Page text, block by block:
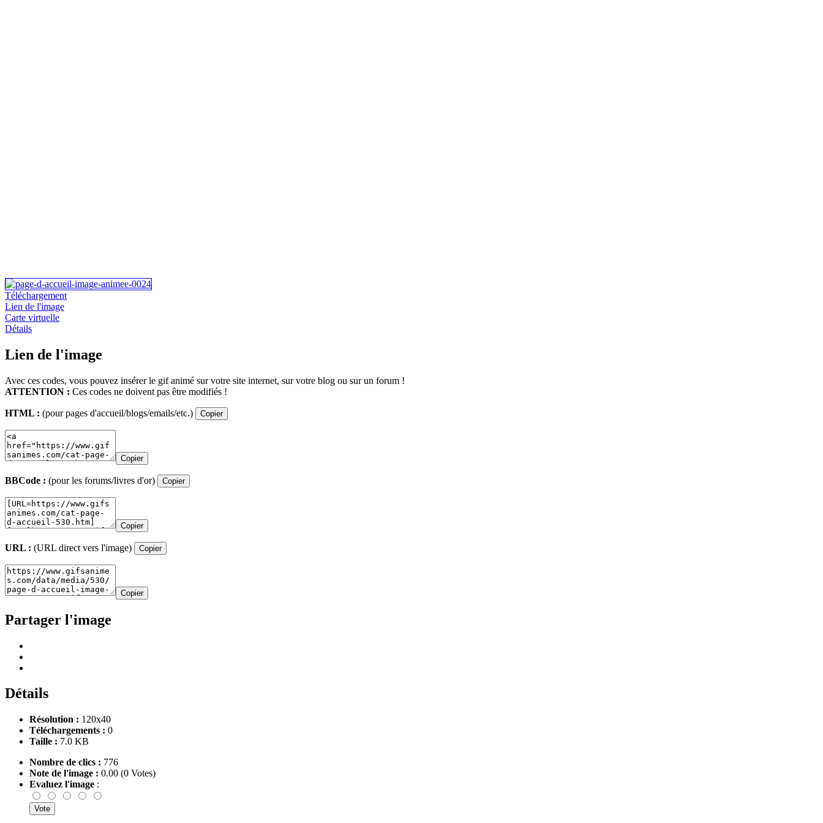
Téléchargement
Lien de l'image
Carte virtuelle
Détails
Lien de l'image
Avec ces codes, vous pouvez insérer le gif animé sur votre site internet, sur votre blog ou sur un forum !
ATTENTION : Ces codes ne doivent pas être modifiés !
HTML : (pour pages d'accueil/blogs/emails/etc.) Copier
Copier
BBCode : (pour les forums/livres d'or) Copier
Copier
URL : (URL direct vers l'image) Copier
Copier
Partager l'image
Détails
Résolution : 120x40
Téléchargements : 0
Taille : 7.0 KB
Nombre de clics : 776
Note de l'image : 0.00 (0 Votes)
Evaluez l'image :